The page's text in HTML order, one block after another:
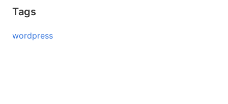
Tags
wordpress